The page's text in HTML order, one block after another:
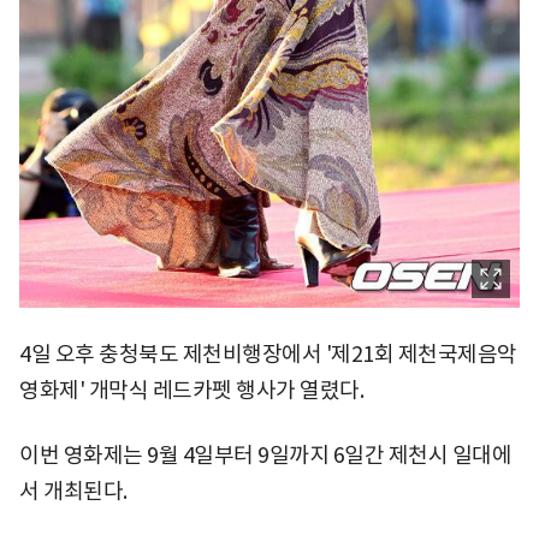
4일 오후 충청북도 제천비행장에서 '제21회 제천국제음악
영화제' 개막식 레드카펫 행사가 열렸다.
이번 영화제는 9월 4일부터 9일까지 6일간 제천시 일대에
서 개최된다.